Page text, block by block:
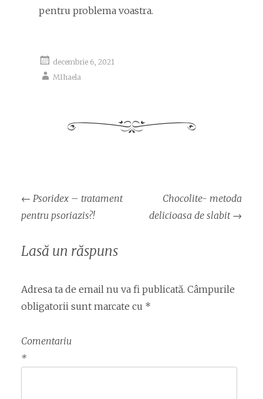
pentru problema voastra.
decembrie 6, 2021
MIhaela
Navigare
articol
← Psoridex – tratament
pentru psoriazis?!
Chocolite- metoda
delicioasa de slabit →
Lasă un răspuns
Adresa ta de email nu va fi publicată. Câmpurile
obligatorii sunt marcate cu *
Comentariu
*